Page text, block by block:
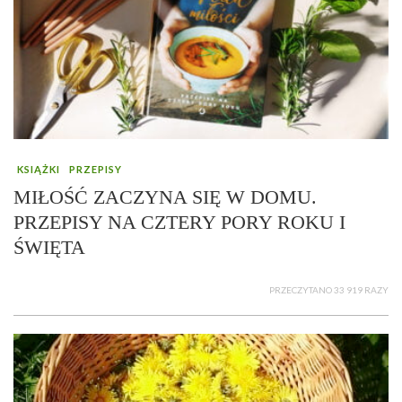
KSIĄŻKI PRZEPISY
MIŁOŚĆ ZACZYNA SIĘ W DOMU.
PRZEPISY NA CZTERY PORY ROKU I
ŚWIĘTA
PRZECZYTANO 33 919 RAZY